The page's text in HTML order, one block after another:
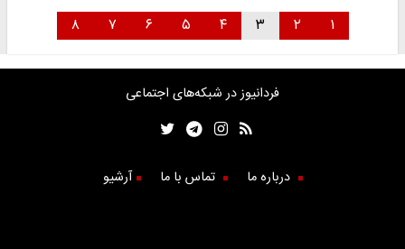
۱ ۲ ۳ ۴ ۵ ۶ ۷ ۸
فردانیوز در شبکه‌های اجتماعی
درباره ما تماس با ما آرشیو